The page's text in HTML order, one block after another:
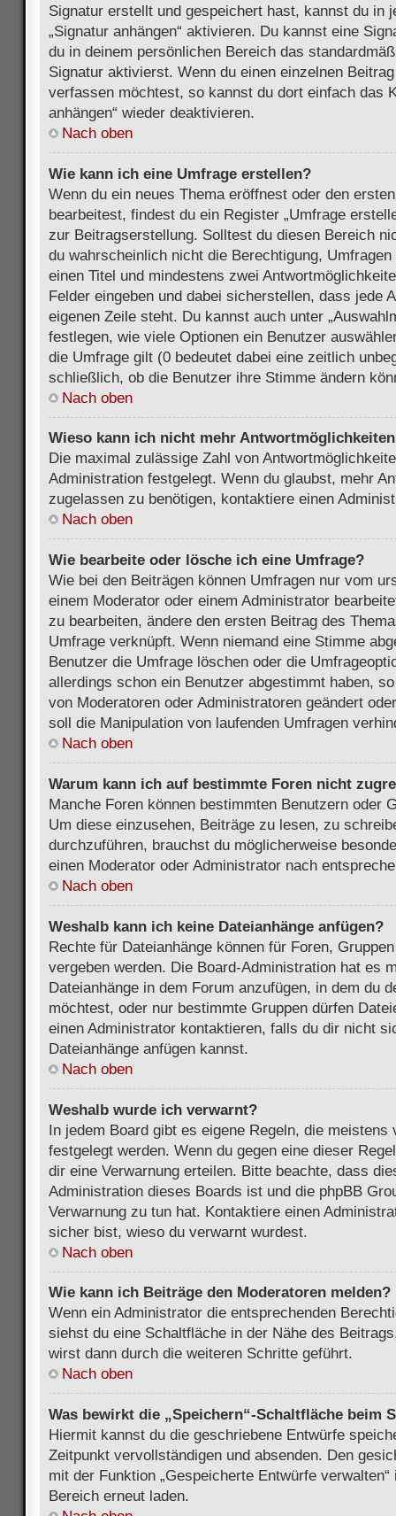
Signatur erstellt und gespeichert hast, kannst du in
„Signatur anhängen“ aktivieren. Du kannst eine
du in deinem persönlichen Bereich das
Signatur aktivierst. Wenn du einen einzelnen
verfassen möchtest, so kannst du dort einfach das
anhängen“ wieder deaktivieren.
Nach oben
Wie kann ich eine Umfrage erstellen?
Wenn du ein neues Thema eröffnest oder den
bearbeitest, findest du ein Register „Umfrage
zur Beitragserstellung. Solltest du diesen Bereich
du wahrscheinlich nicht die Berechtigung,
einen Titel und mindestens zwei
Felder eingeben und dabei sicherstellen, dass jede
eigenen Zeile steht. Du kannst auch unter
festlegen, wie viele Optionen ein Benutzer
die Umfrage gilt (0 bedeutet dabei eine zeitlich
schließlich, ob die Benutzer ihre Stimme ändern
Nach oben
Wieso kann ich nicht mehr
Die maximal zulässige Zahl von
Administration festgelegt. Wenn du glaubst, mehr
zugelassen zu benötigen, kontaktiere einen
Nach oben
Wie bearbeite oder lösche ich eine Umfrage?
Wie bei den Beiträgen können Umfragen nur vom
einem Moderator oder einem Administrator
zu bearbeiten, ändere den ersten Beitrag des
Umfrage verknüpft. Wenn niemand eine Stimme
Benutzer die Umfrage löschen oder die
allerdings schon ein Benutzer abgestimmt haben,
von Moderatoren oder Administratoren geändert
soll die Manipulation von laufenden Umfragen
Nach oben
Warum kann ich auf bestimmte Foren nicht
Manche Foren können bestimmten Benutzern oder
Um diese einzusehen, Beiträge zu lesen, zu
durchzuführen, brauchst du möglicherweise
einen Moderator oder Administrator nach
Nach oben
Weshalb kann ich keine Dateianhänge anfügen?
Rechte für Dateianhänge können für Foren,
vergeben werden. Die Board-Administration hat es
Dateianhänge in dem Forum anzufügen, in dem du
möchtest, oder nur bestimmte Gruppen dürfen
einen Administrator kontaktieren, falls du dir nicht
Dateianhänge anfügen kannst.
Nach oben
Weshalb wurde ich verwarnt?
In jedem Board gibt es eigene Regeln, die meistens
festgelegt werden. Wenn du gegen eine dieser
dir eine Verwarnung erteilen. Bitte beachte, dass
Administration dieses Boards ist und die phpBB
Verwarnung zu tun hat. Kontaktiere einen
sicher bist, wieso du verwarnt wurdest.
Nach oben
Wie kann ich Beiträge den Moderatoren melden?
Wenn ein Administrator die entsprechenden
siehst du eine Schaltfläche in der Nähe des
wirst dann durch die weiteren Schritte geführt.
Nach oben
Was bewirkt die „Speichern“-Schaltfläche beim
Hiermit kannst du die geschriebene Entwürfe
Zeitpunkt vervollständigen und absenden. Den
mit der Funktion „Gespeicherte Entwürfe
Bereich erneut laden.